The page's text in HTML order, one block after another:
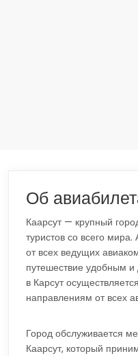
Об
Каарсут — крупный
туристов со всего
от всех ведущих
путешествие удобным
в Карсут
направлениям от всех
Город обслуживается
Каарсут, который